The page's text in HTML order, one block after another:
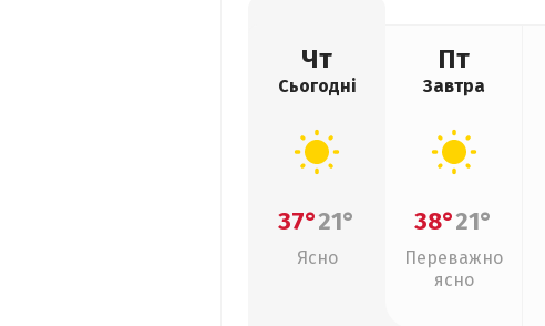
Чт
Сьогодні
37°21°
Ясно
Пт
Завтра
38°21°
Переважно
ясно